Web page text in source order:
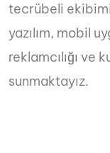
tecrübeli
yazılım, mobil
reklamcılığı ve
sunmaktayız.